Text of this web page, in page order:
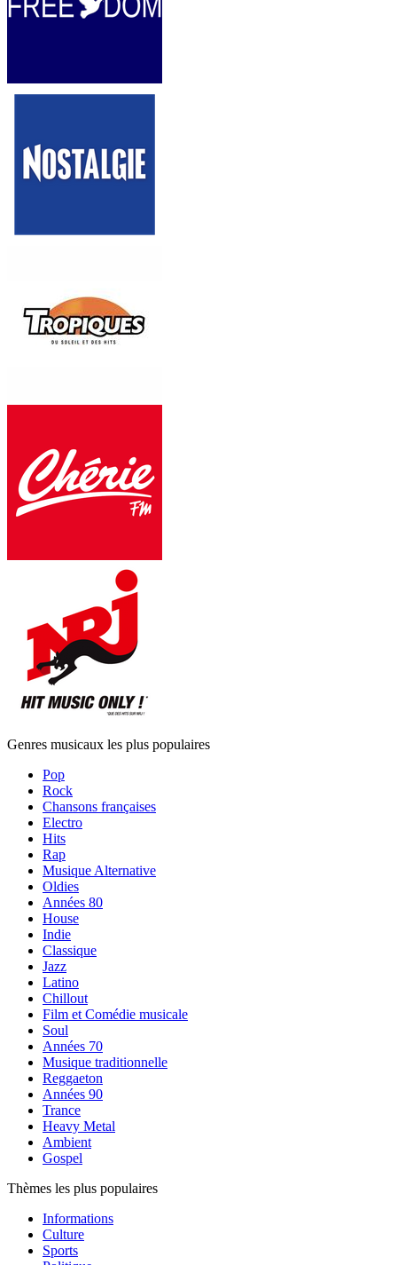
Genres musicaux les plus populaires
Pop
Rock
Chansons françaises
Electro
Hits
Rap
Musique Alternative
Oldies
Années 80
House
Indie
Classique
Jazz
Latino
Chillout
Film et Comédie musicale
Soul
Années 70
Musique traditionnelle
Reggaeton
Années 90
Trance
Heavy Metal
Ambient
Gospel
Thèmes les plus populaires
Informations
Culture
Sports